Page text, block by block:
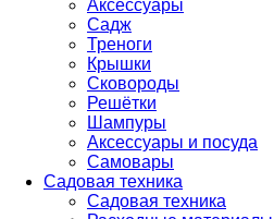
Аксессуары
Садж
Треноги
Крышки
Сковороды
Решётки
Шампуры
Аксессуары и посуда
Самовары
Садовая техника
Садовая техника